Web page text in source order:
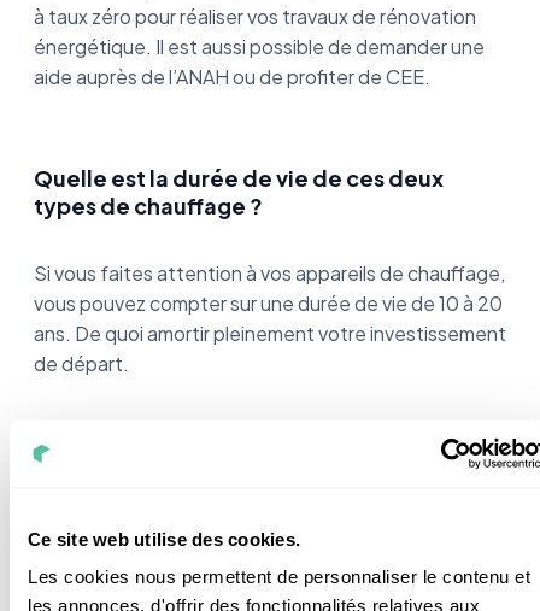
Ce site web utilise des cookies.
Les cookies nous permettent de personnaliser le contenu et
les annonces, d'offrir des fonctionnalités relatives aux
à taux zéro pour réaliser vos travaux de rénovation
énergétique. Il est aussi possible de demander une
aide auprès de l’ANAH ou de profiter de CEE.
Quelle est la durée de vie de ces deux
types de chauffage ?
Si vous faites attention à vos appareils de chauffage,
vous pouvez compter sur une durée de vie de 10 à 20
ans. De quoi amortir pleinement votre investissement
de départ.
radiateurs électriques ?